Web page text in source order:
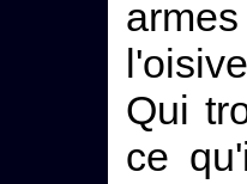
Qui
ce